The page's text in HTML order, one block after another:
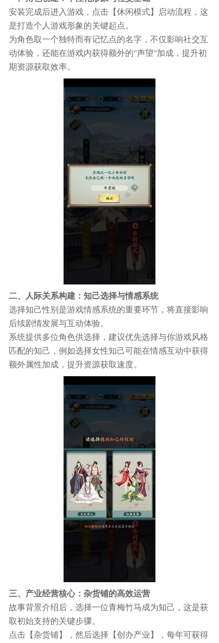
安装完成后进入游戏，点击【休闲模式】启动流程，这
是打造个人游戏形象的关键起点。
为角色取一个独特而有记忆点的名字，不仅影响社交互
动体验，还能在游戏内获得额外的"声望"加成，提升初
期资源获取效率。
二、人际关系构建：知己选择与情感系统
选择知己性别是游戏情感系统的重要环节，将直接影响
后续剧情发展与互动体验。
系统提供多位角色供选择，建议优先选择与你游戏风格
匹配的知己，例如选择女性知己可能在情感互动中获得
额外属性加成，提升资源获取速度。
三、产业经营核心：杂货铺的高效运营
故事背景介绍后，选择一位青梅竹马成为知己，这是获
取初始支持的关键步骤。
点击【杂货铺】，然后选择【创办产业】，每年可获得